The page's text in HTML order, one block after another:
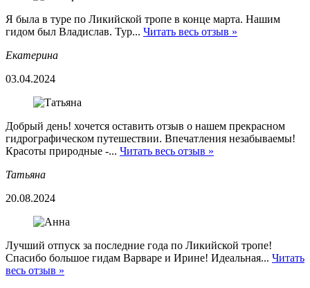
Я была в туре по Ликийской тропе в конце марта. Нашим
гидом был Владислав. Тур... Читать весь отзыв »
Екатерина
03.04.2024
Добрый день! хочется оставить отзыв о нашем прекрасном
гидрографическом путешествии. Впечатления незабываемы!
Красоты природные -... Читать весь отзыв »
Татьяна
20.08.2024
Лучший отпуск за последние года по Ликийской тропе!
Спасибо большое гидам Варваре и Ирине! Идеальная... Читать
весь отзыв »